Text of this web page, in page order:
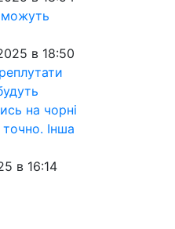
можуть
в 18:50
на чорні
точно. Інша
в 16:14